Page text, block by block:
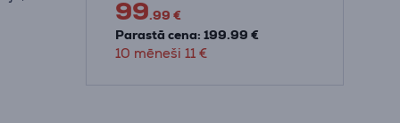
99.99 €
Parastā cena: 199.99 €
10 mēneši 11 €